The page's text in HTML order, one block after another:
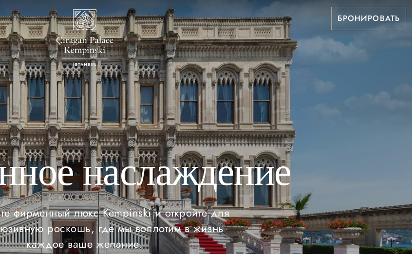
БРОНИРОВАТЬ
наслаждение
фирменный люкс Kempinski и откройте для
роскошь, где мы воплотим в жизнь
каждое ваше желание.